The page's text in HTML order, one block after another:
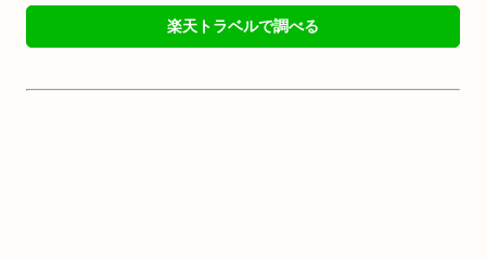
楽天トラベルで調べる